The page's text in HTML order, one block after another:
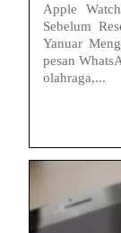
Apple
Sebelum
Yanuar
pesan
olahraga,...